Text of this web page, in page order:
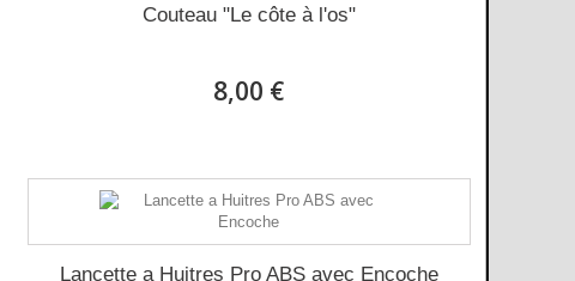
Couteau "Le côte à l'os"
8,00 €
Lancette a Huitres Pro ABS avec Encoche